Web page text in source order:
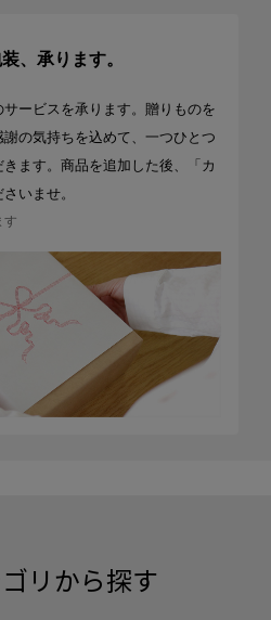
、承ります。
ービスを承ります。贈りものを
の気持ちを込めて、一つひとつ
ます。商品を追加した後、「カ
いませ。
す
リから探す